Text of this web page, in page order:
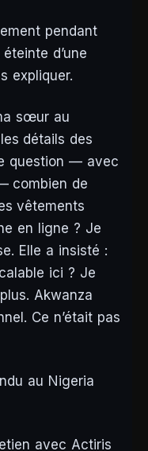
pendant
d’une
expliquer.
sœur au
détails des
question — avec
combien de
vêtements
en ligne ? Je
Elle a insisté :
ici ? Je
Akwanza
Ce n’était pas
au Nigeria
avec Actiris